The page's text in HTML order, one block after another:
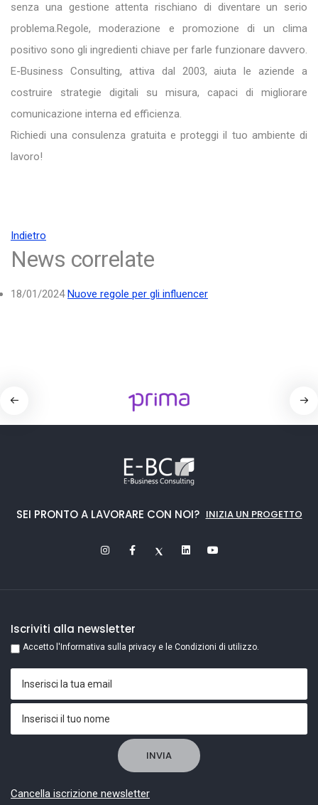
senza una gestione attenta rischiano di diventare un serio
problema.Regole, moderazione e promozione di un clima
positivo sono gli ingredienti chiave per farle funzionare davvero.
E-Business Consulting, attiva dal 2003, aiuta le aziende a
costruire strategie digitali su misura, capaci di migliorare
comunicazione interna ed efficienza.
Richiedi una consulenza gratuita e proteggi il tuo ambiente di
lavoro!
Indietro
News correlate
18/01/2024 Nuove regole per gli influencer
SEI PRONTO A LAVORARE CON NOI? INIZIA UN PROGETTO
Iscriviti alla newsletter
Accetto l'Informativa sulla privacy e le Condizioni di utilizzo.
Cancella iscrizione newsletter